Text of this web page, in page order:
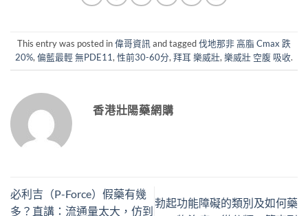
This entry was posted in偉哥資訊and tagged伐地那非 高脂 Cmax 跌
20%,偏藍最輕 無PDE11,性前30-60分,拜耳 樂威壯,樂威壯 空腹 吸收.
香港壯陽藥網購
必利吉（P-Force）假藥有幾
多？直講：流通量太大，仿到
勃起功能障礙的類別及如何藥